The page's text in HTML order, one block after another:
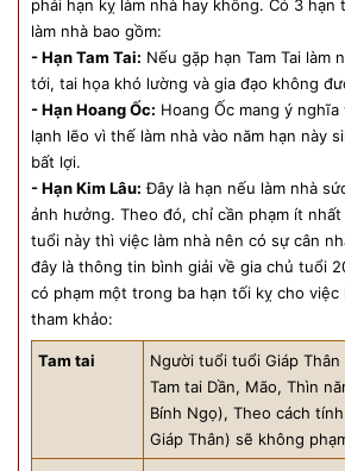
phải hạn kỵ làm nhà hay không. Có 3 hạn
làm nhà bao gồm:
- Hạn Tam Tai: Nếu gặp hạn Tam Tai làm
tới, tai họa khó lường và gia đạo không
- Hạn Hoang Ốc: Hoang Ốc mang ý
lạnh lẽo vì thế làm nhà vào năm hạn này
bất lợi.
- Hạn Kim Lâu: Đây là hạn nếu làm nhà
ảnh hưởng. Theo đó, chỉ cần phạm ít
tuổi này thì việc làm nhà nên có sự cân
đây là thông tin bình giải về gia chủ tuổi
có phạm một trong ba hạn tối kỵ cho việc
tham khảo:
Tam tai
Người tuổi tuổi Giáp
Tam tai Dần, Mão, Thìn
Bính Ngọ), Theo cách
Giáp Thân) sẽ không